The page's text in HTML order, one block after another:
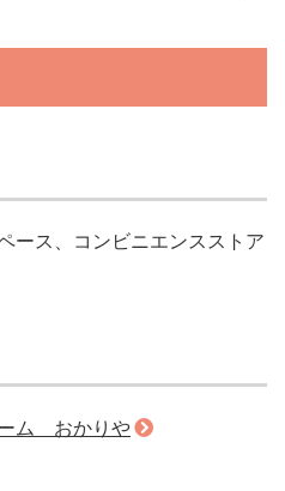
ース、コンビニエンスストア
ム おかりや